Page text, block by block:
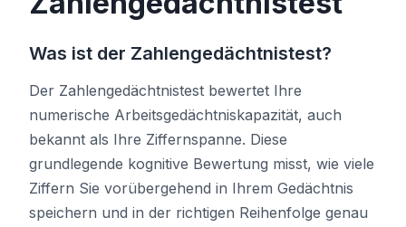
Objektverfolgung
Hand-Eye Coordination
FPS Reaction
Was ist der Zahlengedächtnistest?
Der Zahlengedächtnistest bewertet Ihre
numerische Arbeitsgedächtniskapazität, auch
bekannt als Ihre Ziffernspanne. Diese
grundlegende kognitive Bewertung misst, wie viele
Ziffern Sie vorübergehend in Ihrem Gedächtnis
speichern und in der richtigen Reihenfolge genau